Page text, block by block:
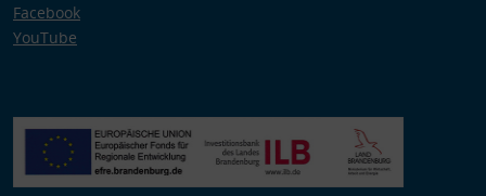
Facebook
YouTube